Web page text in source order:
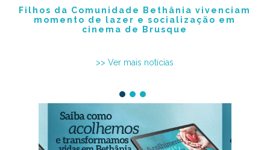
Filhos da Comunidade Bethânia vivenciam
momento de lazer e socialização em
cinema de Brusque
>> Ver mais notícias